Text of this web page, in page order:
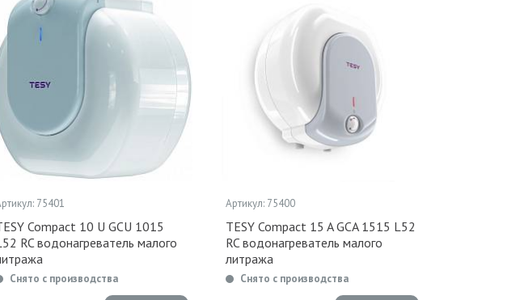
75401
Compact 10 U GCU 1015
RC водонагреватель малого
Снято с производства
Артикул: 75400
TESY Compact 15 A GCA 1515 L52
RC водонагреватель малого
литража
Снято с производства